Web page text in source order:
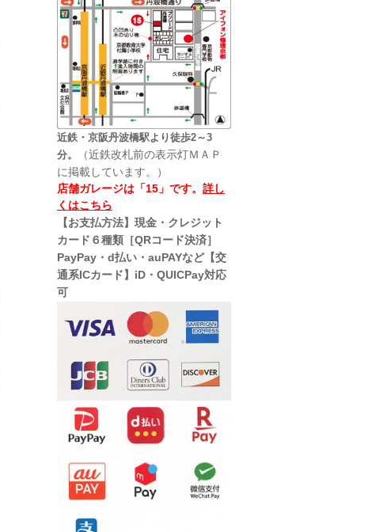
近鉄・京阪丹波橋駅より徒歩2～3
分。
（近鉄改札前の表示灯ＭＡＰ
に掲載しています。）
店舗ガレージは「15」です。 詳し
くはこちら
【お支払方法】現金・クレジット
カード６種類［QRコード決済］
PayPay・d払い・auPAYなど【交
通系ICカード】iD・QUICPay対応
可